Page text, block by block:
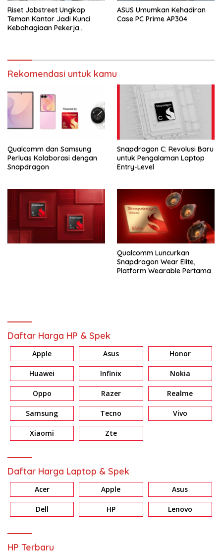
Riset Jobstreet Ungkap
Teman Kantor Jadi Kunci
Kebahagiaan Pekerja
ASUS Umumkan Kehadiran
Case PC Prime AP304
Rekomendasi untuk kamu
Qualcomm dan Samsung
Perluas Kolaborasi dengan
Snapdragon
Snapdragon C: Revolusi Baru
untuk Pengalaman Laptop
Entry-Level
Qualcomm Luncurkan
Snapdragon Wear Elite,
Platform Wearable Pertama
Daftar Harga HP & Spek
Apple Asus Honor
Huawei Infinix Nokia
Oppo Razer Realme
Samsung Tecno Vivo
Xiaomi Zte
Daftar Harga Laptop & Spek
Acer Apple Asus
Dell HP Lenovo
HP Terbaru